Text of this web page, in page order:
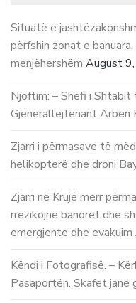
Situatë e
përfshin zonat e
menjëhershëm August
Njoftim: – Shefi i
Gjenerallejtënant Arben
Zjarri i përmasave të
helikopterë dhe droni
Zjarri në Krujë merr
rrezikojnë banorët dhe
emergjente dhe evakuim
Këndi i Fotografisë. –
Pasaportën. Skafet jane